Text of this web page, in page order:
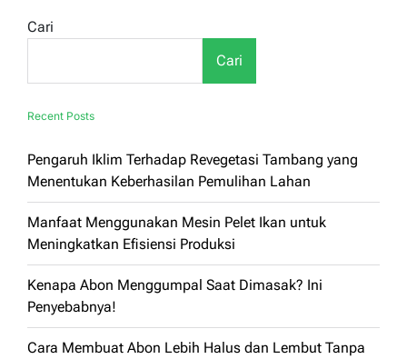
Cari
Cari
Recent Posts
Pengaruh Iklim Terhadap Revegetasi Tambang yang
Menentukan Keberhasilan Pemulihan Lahan
Manfaat Menggunakan Mesin Pelet Ikan untuk
Meningkatkan Efisiensi Produksi
Kenapa Abon Menggumpal Saat Dimasak? Ini
Penyebabnya!
Cara Membuat Abon Lebih Halus dan Lembut Tanpa